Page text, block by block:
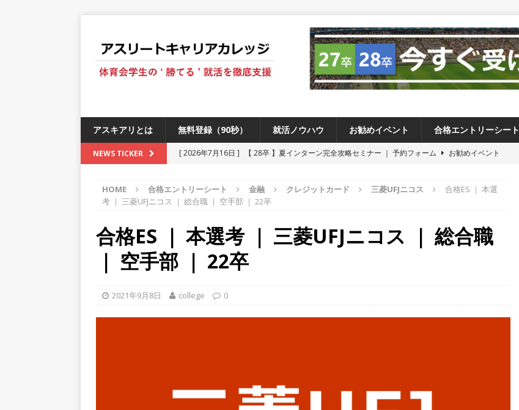
アスキアリとは 無料登録（90秒） 就活ノウハウ お勧めイベント 合格エントリーシート
NEWS TICKER [ 2026年7月16日 ] 【 28卒 】夏インターン完全攻略セミナー ｜ 予約フォーム
お勧めイベント
[ 2026年5月17日 ]
≪ 2027卒 ≫ 今すぐ受けられる優良企業一覧（26社）
体育会積極採用企業
[ 2026年5月15日 ]
【 28卒 ｜ カプコンが体育会学生を求めアスキヤリ限定イベント開催!! 】 世界
230以上の国・地域で愛される日本屈指のゲームメーカー ｜ 9期連続の最高益・11期連続の10%以
[ 2026年5月15日 ]
年収1,631万円 ｜ 設立以降連続売上増 ｜ 土日祝完全休み ｜ プライム上場 ｜ M&A総合研究所
手グループとしての安定性バツグン ｜ 年収500万スタート ｜ 土日祝休み ｜ 東京勤務 ｜ クオン
HOME 合格エントリーシート 金融 クレジットカード 三菱UFJニコス
合格ES ｜ 本選
考 ｜ 三菱UFJニコス ｜ 総合職 ｜ 空手部 ｜ 22卒
合格ES ｜ 本選考 ｜ 三菱UFJニコス ｜ 総合職
｜ 空手部 ｜ 22卒
2021年9月8日 college 0